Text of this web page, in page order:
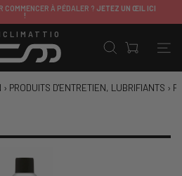
COMMENCER À PÉDALER ? JETEZ UN ŒIL ICI
!
› PRODUITS D'ENTRETIEN, LUBRIFIANTS ›